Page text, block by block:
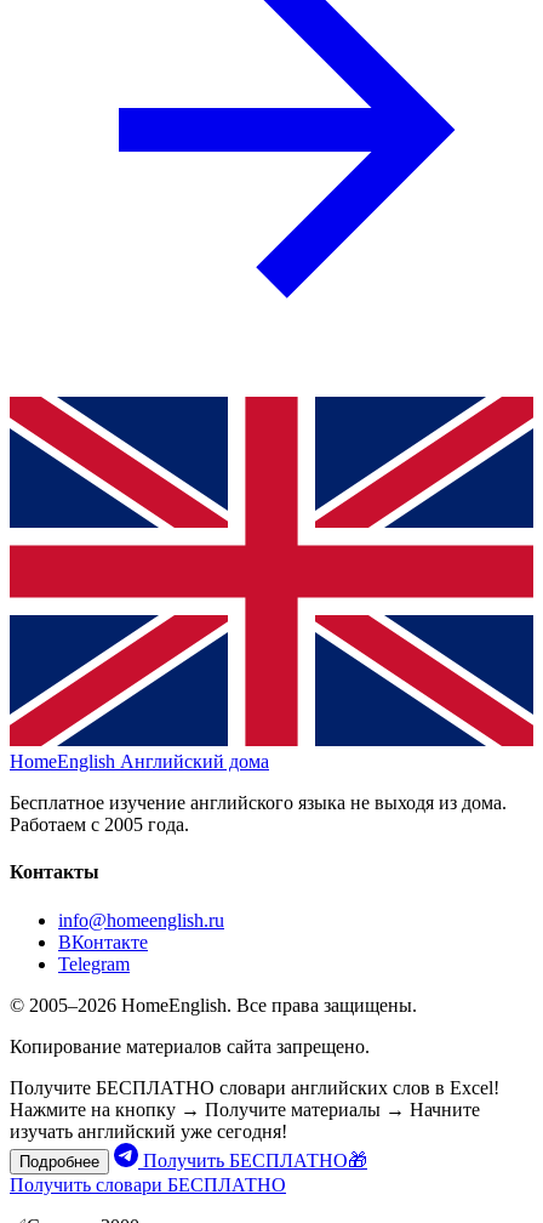
HomeEnglish Английский дома
Бесплатное изучение английского языка не выходя из дома.
Работаем с 2005 года.
Контакты
info@homeenglish.ru
ВКонтакте
Telegram
© 2005–2026 HomeEnglish. Все права защищены.
Копирование материалов сайта запрещено.
Получите БЕСПЛАТНО словари английских слов в Excel!
Нажмите на кнопку → Получите материалы → Начните
изучать английский уже сегодня!
Подробнее
Получить БЕСПЛАТНО🎁
Получить словари БЕСПЛАТНО